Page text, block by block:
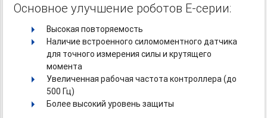
Основное улучшение роботов E-серии:
Высокая повторяемость
Наличие встроенного силомоментного датчика
для точного измерения силы и крутящего
момента
Увеличенная рабочая частота контроллера (до
500 Гц)
Более высокий уровень защиты